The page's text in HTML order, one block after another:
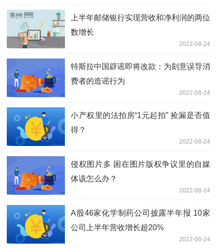
上半年邮储银行实现营收和净利润的两位
数增长
2022-08-24
特斯拉中国辟谣即将改款：为刻意误导消
费者的造谣行为
2022-08-24
小产权里的法拍房“1元起拍” 捡漏是否值
得？
2022-08-24
侵权图片多 困在图片版权争议里的自媒
体该怎么办？
2022-08-24
A股46家化学制药公司披露半年报 10家
公司上半年营收增长超20%
2022-08-24